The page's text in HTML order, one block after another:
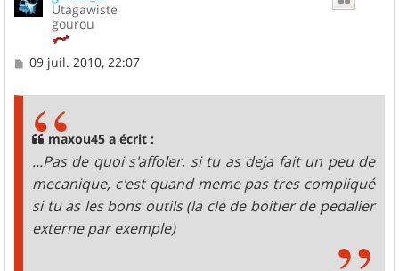
Utagawiste
gourou
M
09 juil. 2010, 22:07
maxou45 a écrit :
...Pas de quoi s'affoler, si tu as deja fait un peu de
mecanique, c'est quand meme pas tres compliqué
si tu as les bons outils (la clé de boitier de pedalier
externe par exemple)